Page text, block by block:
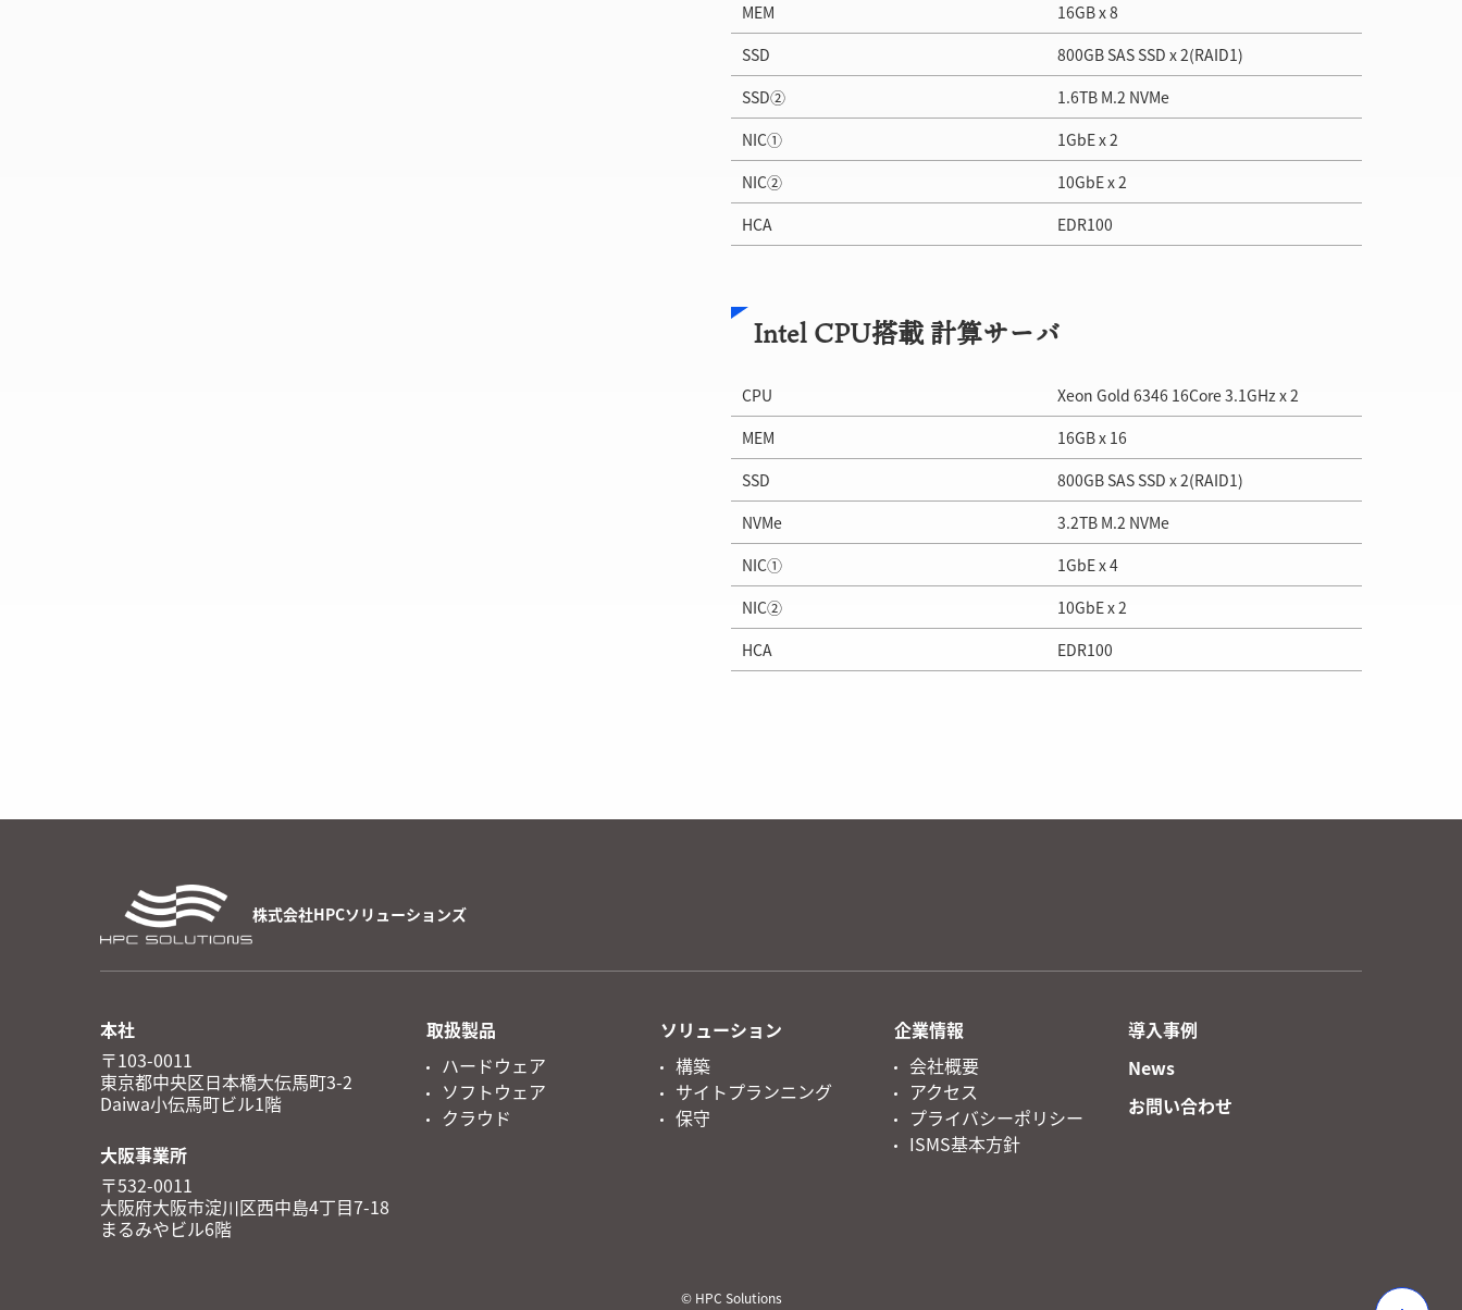
MEM
16GB x 8
SSD
800GB SAS SSD x 2(RAID1)
SSD②
1.6TB M.2 NVMe
NIC①
1GbE x 2
NIC②
10GbE x 2
HCA
EDR100
Intel CPU搭載 計算サーバ
CPU
Xeon Gold 6346 16Core 3.1GHz x 2
MEM
16GB x 16
SSD
800GB SAS SSD x 2(RAID1)
NVMe
3.2TB M.2 NVMe
NIC①
1GbE x 4
NIC②
10GbE x 2
HCA
EDR100
株式会社HPCソリューションズ
本社
〒103-0011
東京都中央区日本橋大伝馬町3-2
Daiwa小伝馬町ビル1階
大阪事業所
〒532-0011
大阪府大阪市淀川区西中島4丁目7-18
まるみやビル6階
取扱製品
ハードウェア
ソフトウェア
クラウド
ソリューション
構築
サイトプランニング
保守
企業情報
会社概要
アクセス
プライバシーポリシー
ISMS基本方針
導入事例
News
お問い合わせ
© HPC Solutions